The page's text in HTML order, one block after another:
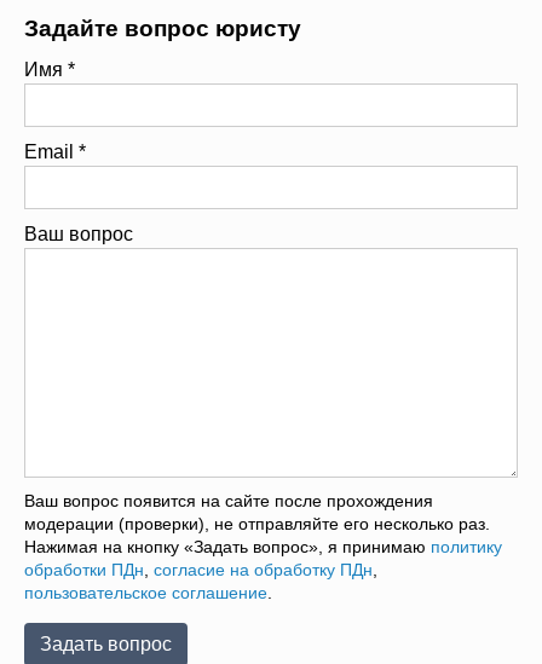
Задайте вопрос юристу
Имя *
Email *
Ваш вопрос
Ваш вопрос появится на сайте после прохождения
модерации (проверки), не отправляйте его несколько раз.
Нажимая на кнопку «Задать вопрос», я принимаю политику
обработки ПДн, согласие на обработку ПДн,
пользовательское соглашение.